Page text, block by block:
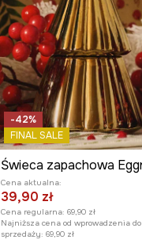
-42%
FINAL SALE
Cena aktualna:
39,90 zł
Cena regularna: 69,90 zł
Najniższa cena od wprowadzenia do
sprzedaży: 69,90 zł